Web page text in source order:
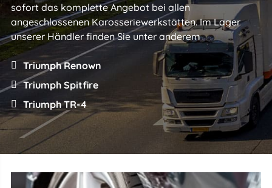
sofort das komplette Angebot bei allen
angeschlossenen Karosseriewerkstätten. Im Lager
unserer Händler finden Sie unter anderem
Triumph Renown
Triumph Spitfire
Triumph TR-4